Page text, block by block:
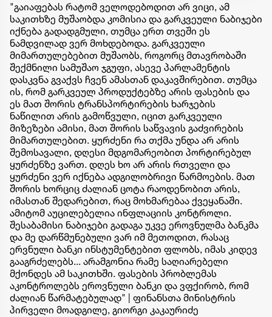
"გაიაფებას რატომ ველოდებოდით არ ვიცი, ამ
საკითხზე მუშაობდა კომისია და გარკვეული ნაბიჯები
იქნება გადადგმული, თუმცა ერთ თვეში ეს
ნამდვილად ვერ მოხდებოდა. გარკვეული
მიმართულებებით მუშაობს, როგორც მთავრობაში
შექმნილი სამუშაო ჯგუფი, ასევე პარლამენტის
დასკვნა გვაქვს ჩვენ ამასთან დაკავშირებით. თუმცა
ის, რომ გარკვეულ პროდუქტებზე არის ფასების და
ეს მათ შორის ტრანსპორტირების ხარჯების
ნაწილით არის გამოწვული, იცით გარკვეული
მიზეზები ამისი, მათ შორის საწვავის გაძვირების
მიმართულებით. ყურძენი რა თქმა უნდა არ არის
შემოსავალი, დღესი მდგომარეობით პორტირებულ
ყურძენზე ვართ. დღეს ხო არ არის რთველი და
ყურძენი ვერ იქნება ადგილობრივი წარმოების. მათ
შორის ხორციც ძალიან ცოტა რაოდენობით არის,
იმასთან შედარებით, რაც მოხმარებაა ქვეყანაში.
ამიტომ აუცილებელია ინფლაციის კონტროლი.
შესაბამისი ნაბიჯები გადაგა უკვე ეროვნულმა ბანკმა
და მე დარწმუნებული ვარ იმ მეთოდით, რასაც
ერვნული ბანკი ინსტუმენტებით ფლობს, იმას კიდევ
გააგრძელებს... არამგონია რამე საღიარებელი
მქონდეს ამ საკითხში. ფასების პრობლემას
აკონტროლებს ეროვნული ბანკი და ვფქირობ, რომ
ძალიან წარმატებულად" | ფინანსთა მინისტრის
პირველი მოადგილე, გიორგი კაკაურიძე